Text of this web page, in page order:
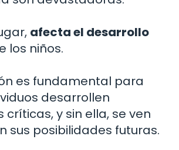
afecta el desarrollo
los niños.
es fundamental para
desarrollen
críticas, y sin ella, se ven
sus posibilidades futuras.